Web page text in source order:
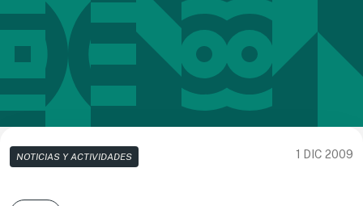
NOTICIAS Y ACTIVIDADES 1 DIC 2009